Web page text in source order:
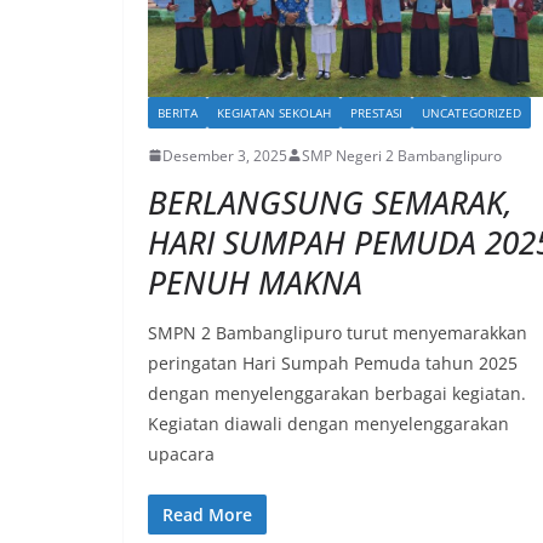
BERITA KEGIATAN SEKOLAH PRESTASI UNCATEGORIZED
Desember 3, 2025 SMP Negeri 2 Bambanglipuro
BERLANGSUNG SEMARAK,
HARI SUMPAH PEMUDA
PENUH MAKNA
SMPN 2 Bambanglipuro turut menyemarakkan
peringatan Hari Sumpah Pemuda tahun 2025
dengan menyelenggarakan berbagai kegiatan.
Kegiatan diawali dengan menyelenggarakan
upacara
Read More